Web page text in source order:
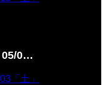
0…
「土」